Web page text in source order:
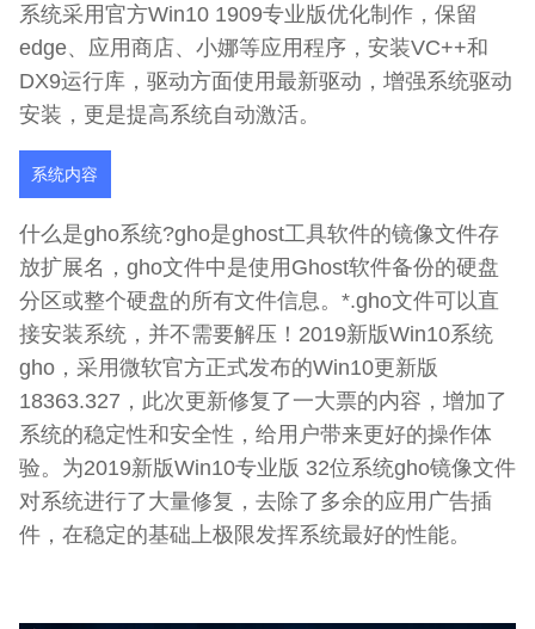
系统采用官方Win10 1909专业版优化制作，保留
edge、应用商店、小娜等应用程序，安装VC++和
DX9运行库，驱动方面使用最新驱动，增强系统驱动
安装，更是提高系统自动激活。
系统内容
什么是gho系统?gho是ghost工具软件的镜像文件存
放扩展名，gho文件中是使用Ghost软件备份的硬盘
分区或整个硬盘的所有文件信息。*.gho文件可以直
接安装系统，并不需要解压！2019新版Win10系统
gho，采用微软官方正式发布的Win10更新版
18363.327，此次更新修复了一大票的内容，增加了
系统的稳定性和安全性，给用户带来更好的操作体
验。为2019新版Win10专业版 32位系统gho镜像文件
对系统进行了大量修复，去除了多余的应用广告插
件，在稳定的基础上极限发挥系统最好的性能。